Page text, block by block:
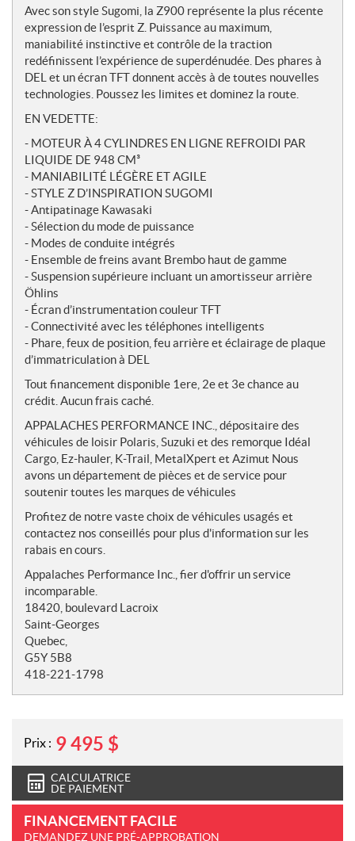
Avec son style Sugomi, la Z900 représente la plus récente
expression de l’esprit Z. Puissance au maximum,
maniabilité instinctive et contrôle de la traction
redéfinissent l’expérience de superdénudée. Des phares à
DEL et un écran TFT donnent accès à de toutes nouvelles
technologies. Poussez les limites et dominez la route.
EN VEDETTE:
- MOTEUR À 4 CYLINDRES EN LIGNE REFROIDI PAR
LIQUIDE DE 948 CM³
- MANIABILITÉ LÉGÈRE ET AGILE
- STYLE Z D’INSPIRATION SUGOMI
- Antipatinage Kawasaki
- Sélection du mode de puissance
- Modes de conduite intégrés
- Ensemble de freins avant Brembo haut de gamme
- Suspension supérieure incluant un amortisseur arrière
Öhlins
- Écran d’instrumentation couleur TFT
- Connectivité avec les téléphones intelligents
- Phare, feux de position, feu arrière et éclairage de plaque
d’immatriculation à DEL
Tout financement disponible 1ere, 2e et 3e chance au
crédit. Aucun frais caché.
APPALACHES PERFORMANCE INC., dépositaire des
véhicules de loisir Polaris, Suzuki et des remorque Idéal
Cargo, Ez-hauler, K-Trail, MetalXpert et Azimut Nous
avons un département de pièces et de service pour
soutenir toutes les marques de véhicules
Profitez de notre vaste choix de véhicules usagés et
contactez nos conseillés pour plus d'information sur les
rabais en cours.
Appalaches Performance Inc., fier d'offrir un service
incomparable.
18420, boulevard Lacroix
Saint-Georges
Quebec,
G5Y 5B8
418-221-1798
Prix : 9 495 $
CALCULATRICE
DE PAIEMENT
FINANCEMENT FACILE
DEMANDEZ UNE PRÉ-APPROBATION